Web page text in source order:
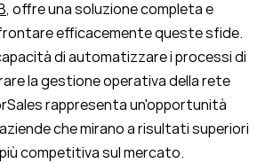
, offre una soluzione completa e
efficacemente queste sfide.
di automatizzare i processi di
la gestione operativa della rete
rappresenta un'opportunità
che mirano a risultati superiori
competitiva sul mercato.